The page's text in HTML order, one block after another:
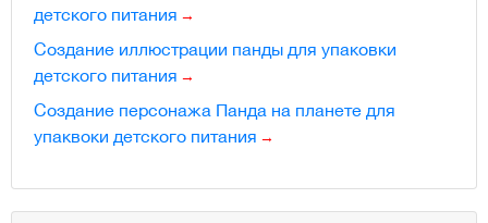
детского питания
Создание иллюстрации панды для упаковки
детского питания
Создание персонажа Панда на планете для
упаквоки детского питания